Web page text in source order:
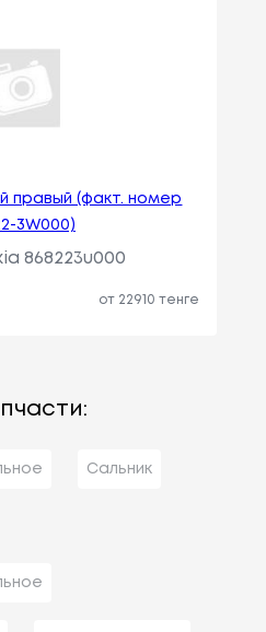
правый (факт. номер
3W000)
868223u000
от 22910 тенге
Сальник